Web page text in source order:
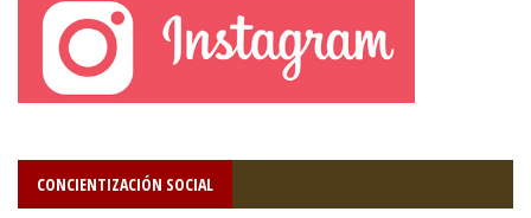
CONCIENTIZACIÓN SOCIAL